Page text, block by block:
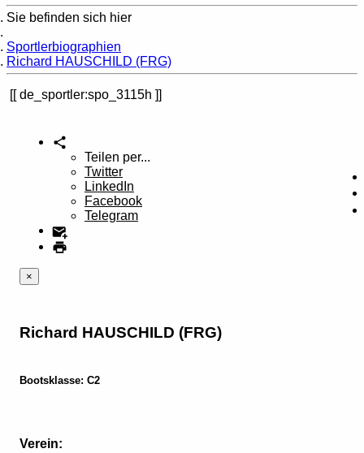
Sie befinden sich hier
Sportlerbiographien
Richard HAUSCHILD (FRG)
de_sportler:spo_3115h
Teilen per...
Twitter
LinkedIn
Facebook
Telegram
×
Richard HAUSCHILD (FRG)
Bootsklasse: C2
Verein: